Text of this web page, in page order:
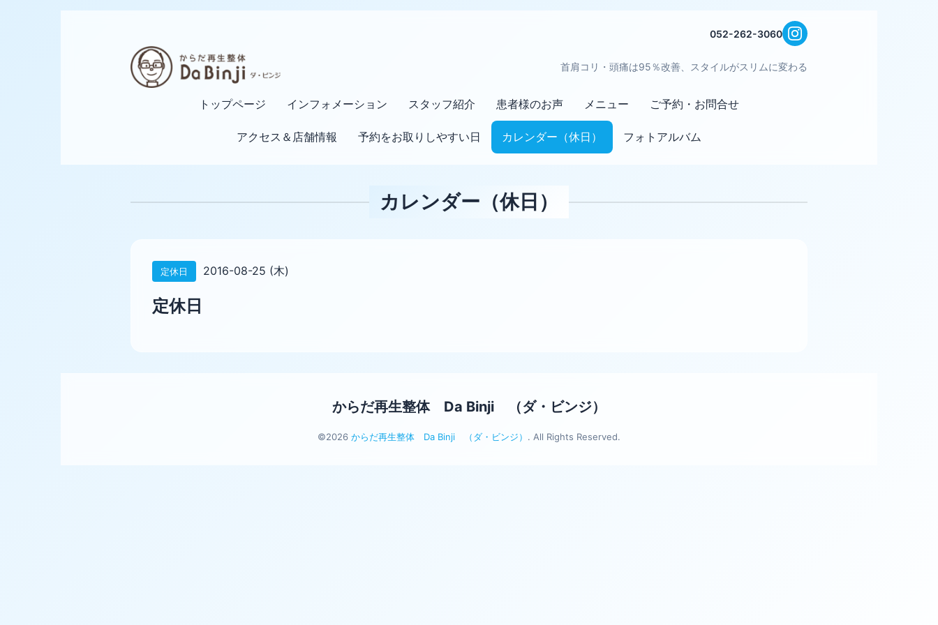
052-262-3060
首肩コリ・頭痛は95％改善、スタイルがスリムに変わる
トップページ インフォメーション スタッフ紹介 患者様のお声 メニュー ご予約・お問合せ
アクセス＆店舗情報 予約をお取りしやすい日 カレンダー（休日） フォトアルバム
カレンダー（休日）
定休日 2016-08-25 (木)
定休日
からだ再生整体 Da Binji （ダ・ビンジ）
©2026 からだ再生整体 Da Binji （ダ・ビンジ） . All Rights Reserved.